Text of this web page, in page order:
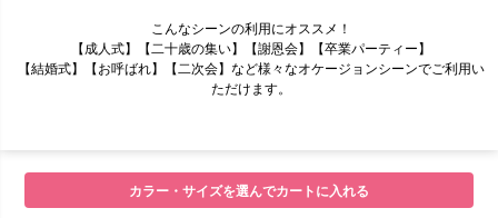
こんなシーンの利用にオススメ！
【成人式】【二十歳の集い】【謝恩会】【卒業パーティー】
【結婚式】【お呼ばれ】【二次会】など様々なオケージョンシーンでご利用い
ただけます。
■サイズ表
カラー・サイズを選んでカートに入れる